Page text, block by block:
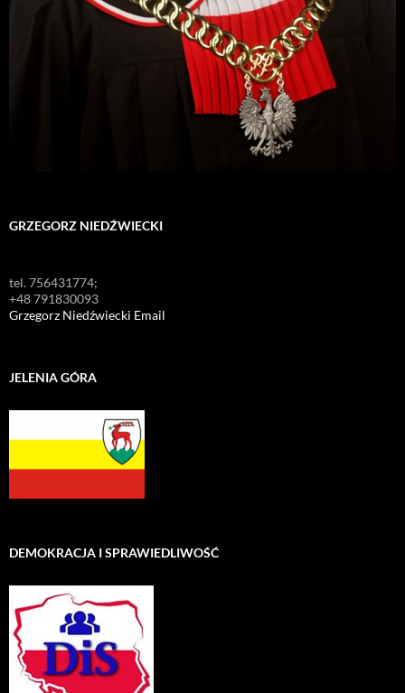
GRZEGORZ NIEDŹWIECKI
tel. 756431774;
+48 791830093
Grzegorz Niedźwiecki Email
JELENIA GÓRA
DEMOKRACJA I SPRAWIEDLIWOŚĆ